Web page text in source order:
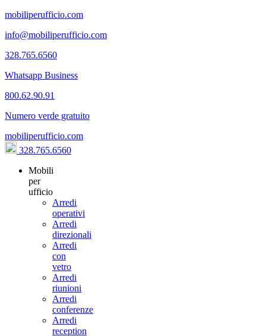
mobiliperufficio.com
info@mobiliperufficio.com
328.765.6560
Whatsapp Business
800.62.90.91
Numero verde gratuito
mobiliperufficio.com
328.765.6560
Mobili
per
ufficio
Arredi
operativi
Arredi
direzionali
Arredi
con
vetro
Arredi
riunioni
Arredi
conferenze
Arredi
reception